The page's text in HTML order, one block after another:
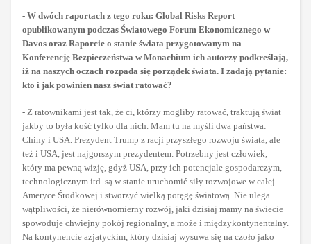
- W dwóch raportach z tego roku: Global Risks Report
opublikowanym podczas Światowego Forum Ekonomicznego w
Davos oraz Raporcie o stanie świata przygotowanym na
Konferencję Bezpieczeństwa w Monachium ich autorzy podkreślają,
iż na naszych oczach rozpada się porządek świata. I zadają pytanie:
kto i jak powinien nasz świat ratować?
- Z ratownikami jest tak, że ci, którzy mogliby ratować, traktują świat
jakby to była kość tylko dla nich. Mam tu na myśli dwa państwa:
Chiny i USA. Prezydent Trump z racji przyszłego rozwoju świata, ale
też i USA, jest najgorszym prezydentem. Potrzebny jest człowiek,
który ma pewną wizję, gdyż USA, przy ich potencjale gospodarczym,
technologicznym itd. są w stanie uruchomić siły rozwojowe w całej
Ameryce Środkowej i stworzyć wielką potęgę światową. Nie ulega
wątpliwości, że nierównomierny rozwój, jaki dzisiaj mamy na świecie
spowoduje chwiejny pokój regionalny, a może i międzykontynentalny.
Na kontynencie azjatyckim, który dzisiaj wysuwa się na czoło jako